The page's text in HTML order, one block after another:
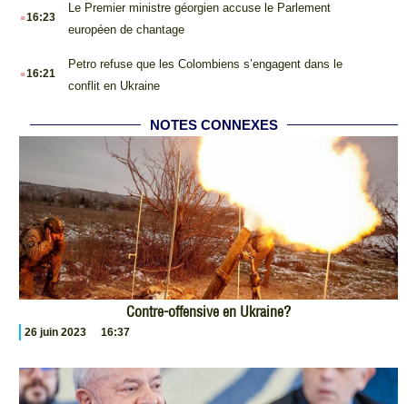
.16:23
Le Premier ministre géorgien accuse le Parlement
européen de chantage
.16:21
Petro refuse que les Colombiens s’engagent dans le
conflit en Ukraine
NOTES CONNEXES
Contre-offensive en Ukraine?
26 juin 2023 16:37